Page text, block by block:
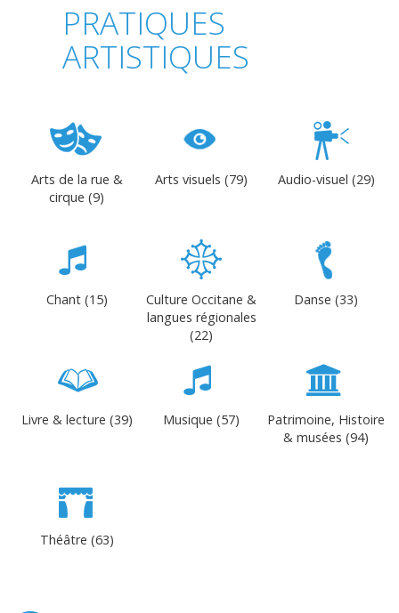
PRATIQUES
ARTISTIQUES
Arts de la rue &
cirque (9)
Arts visuels (79) Audio-visuel (29)
Chant (15)
Culture Occitane &
langues régionales
(22)
Danse (33)
Livre & lecture (39) Musique (57)
Patrimoine, Histoire
& musées (94)
Théâtre (63)